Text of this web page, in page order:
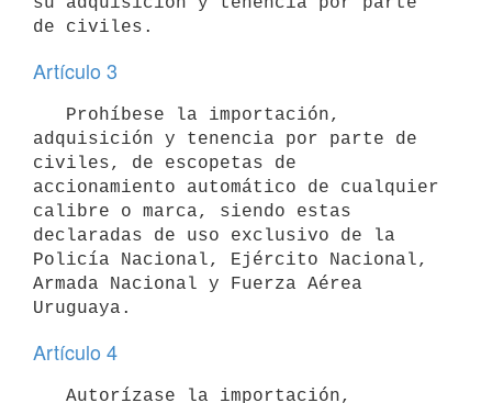
Artículo 3
adquisición y tenencia por parte de
civiles, de escopetas de
accionamiento automático de cualquier
calibre o marca, siendo estas
declaradas de uso exclusivo de la
Policía Nacional, Ejército Nacional,
Armada Nacional y Fuerza Aérea
Artículo 4